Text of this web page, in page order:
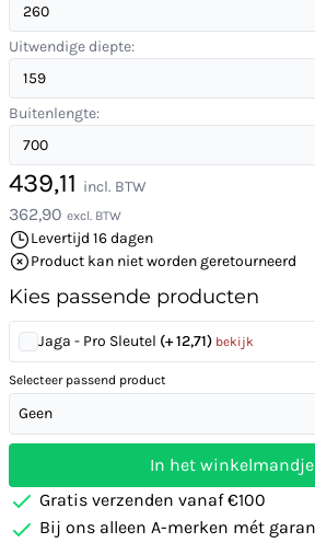
Uitwendige diepte:
Buitenlengte:
439,11 incl. BTW
362,90 excl. BTW
Levertijd 16 dagen
Product kan niet worden geretourneerd
Kies passende producten
Jaga - Pro Sleutel (+ 12,71) bekijk
Selecteer passend product
Geen
In het winkelmandje
Gratis verzenden vanaf €100
Bij ons alleen A-merken mét